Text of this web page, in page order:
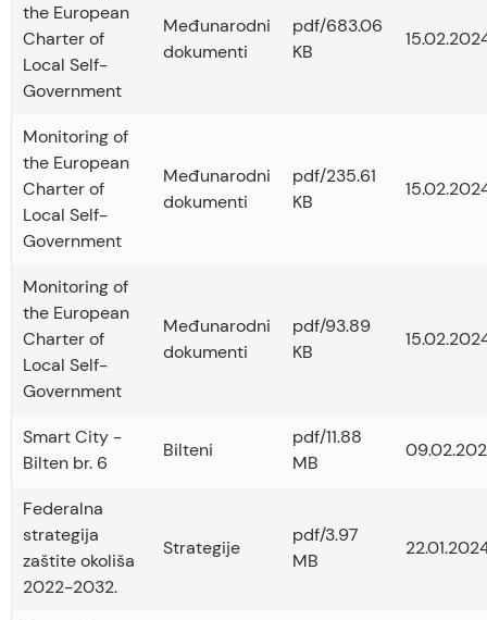
the European
Charter of
Local Self-
Government
Međunarodni
dokumenti
pdf/683.06
KB
Monitoring of
the European
Charter of
Local Self-
Government
Međunarodni
dokumenti
pdf/235.61
KB
Monitoring of
the European
Charter of
Local Self-
Government
Međunarodni
dokumenti
pdf/93.89
KB
Smart City -
Bilten br. 6
Bilteni
pdf/11.88
MB
Federalna
strategija
zaštite okoliša
2022-2032.
Strategije
pdf/3.97
MB